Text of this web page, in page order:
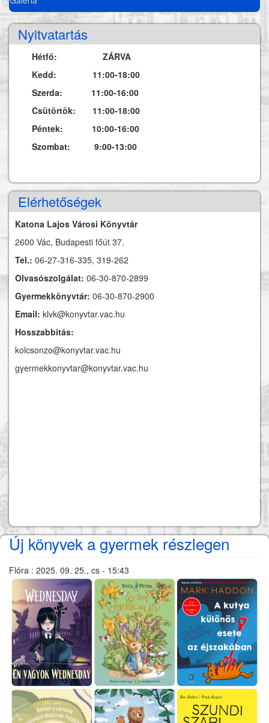
Nyitvatartás
Hétfő: ZÁRVA
Kedd: 11:00-18:00
Szerda: 11:00-16:00
Csütörtök: 11:00-18:00
Péntek: 10:00-16:00
Szombat: 9:00-13:00
Elérhetőségek
Katona Lajos Városi Könyvtár
2600 Vác, Budapesti főút 37.
Tel.: 06-27-316-335, 319-262
Olvasószolgálat: 06-30-870-2899
Gyermekkönyvtár: 06-30-870-2900
Email: klvk@konyvtar.vac.hu
Hosszabbítás:
kolcsonzo@konyvtar.vac.hu
gyermekkonyvtar@konyvtar.vac.hu
Új könyvek a gyermek részlegen
Flóra : 2025. 09. 25., cs - 15:43